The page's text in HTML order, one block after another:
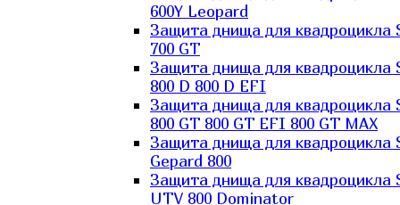
600Y Leopard
Защита днища для квадроцикла
700 GT
Защита днища для квадроцикла
800 D 800 D EFI
Защита днища для квадроцикла
800 GT 800 GT EFI 800 GT MAX
Защита днища для квадроцикла
Gepard 800
Защита днища для квадроцикла
UTV 800 Dominator